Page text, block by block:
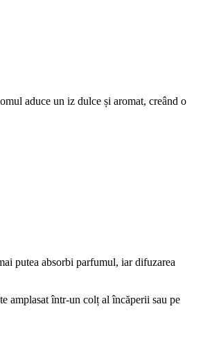
aduce un iz dulce și aromat, creând o
putea absorbi parfumul, iar difuzarea
amplasat într-un colț al încăperii sau pe